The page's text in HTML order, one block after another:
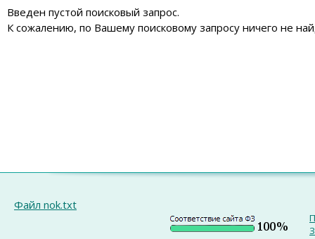
Введен пустой поисковый запрос.
К сожалению, по Вашему поисковому запросу ничего не
Файл nok.txt